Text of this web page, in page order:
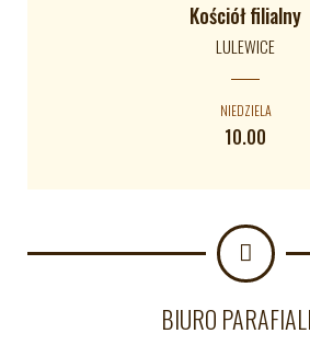
Kościół filialny
LULEWICE
NIEDZIELA
10.00
BIURO